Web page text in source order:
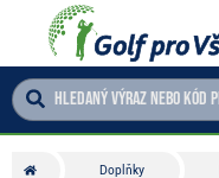
Doplňky